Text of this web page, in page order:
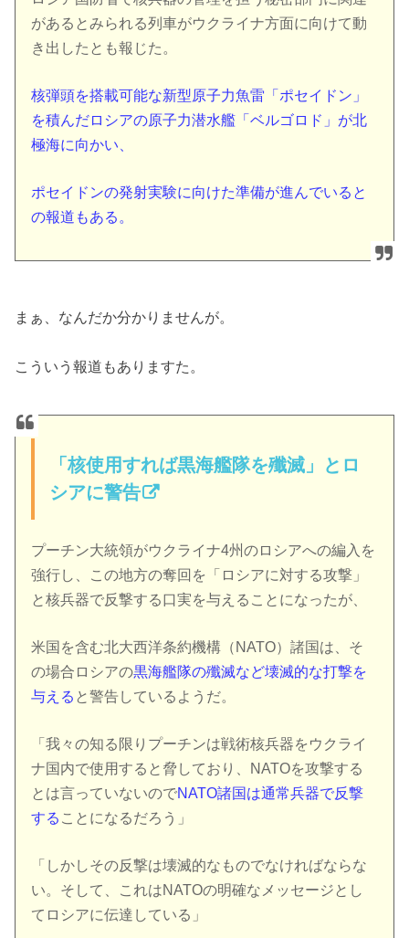
があるとみられる列車がウクライナ方面に向けて動
き出したとも報じた。
核弾頭を搭載可能な新型原子力魚雷「ポセイドン」
を積んだロシアの原子力潜水艦「ベルゴロド」が北
極海に向かい、
ポセイドンの発射実験に向けた準備が進んでいると
の報道もある。
まぁ、なんだか分かりませんが。
こういう報道もありますた。
「核使用すれば黒海艦隊を殲滅」とロ
シアに警告
プーチン大統領がウクライナ4州のロシアへの編入を
強行し、この地方の奪回を「ロシアに対する攻撃」
と核兵器で反撃する口実を与えることになったが、
米国を含む北大西洋条約機構（NATO）諸国は、そ
の場合ロシアの黒海艦隊の殲滅など壊滅的な打撃を
与える と警告しているようだ。
「我々の知る限りプーチンは戦術核兵器をウクライ
ナ国内で使用すると脅しており、NATOを攻撃する
とは言っていないのでNATO諸国は通常兵器で反撃
する ことになるだろう」
「しかしその反撃は壊滅的なものでなければならな
い。そして、これはNATOの明確なメッセージとし
てロシアに伝達している」